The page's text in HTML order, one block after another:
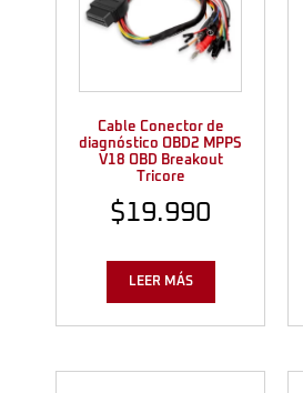
Cable Conector de
diagnóstico OBD2 MPPS
V18 OBD Breakout
Tricore
$19.990
LEER MÁS